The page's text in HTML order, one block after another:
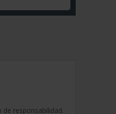
responsabilidad.